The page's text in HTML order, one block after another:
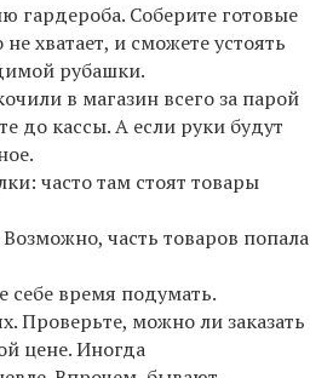
Соберите готовые
хватает, и сможете устоять
рубашки.
в магазин всего за парой
до кассы. А если руки будут
часто там стоят товары
часть товаров попала
себе время подумать.
Проверьте, можно ли заказать
цене. Иногда